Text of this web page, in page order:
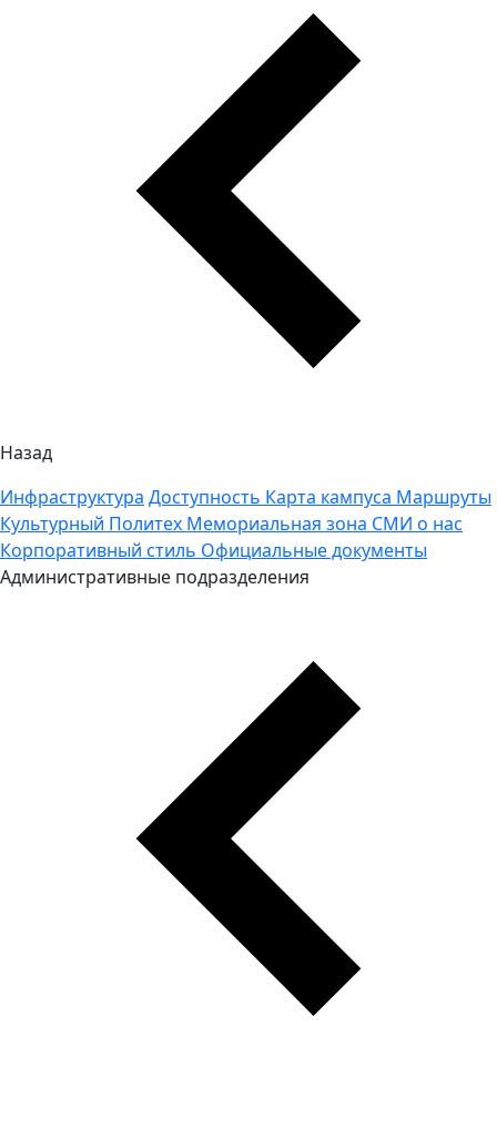
Назад
Инфраструктура Доступность Карта кампуса Маршруты
Культурный Политех Мемориальная зона СМИ о нас
Корпоративный стиль Официальные документы
Административные подразделения